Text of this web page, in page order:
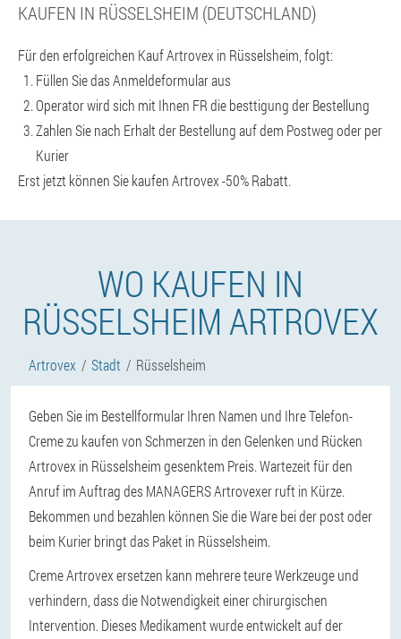
KAUFEN IN RÜSSELSHEIM (DEUTSCHLAND)
Für den erfolgreichen Kauf Artrovex in Rüsselsheim, folgt:
Füllen Sie das Anmeldeformular aus
Operator wird sich mit Ihnen FR die besttigung der Bestellung
Zahlen Sie nach Erhalt der Bestellung auf dem Postweg oder per
Kurier
Erst jetzt können Sie kaufen Artrovex -50% Rabatt.
WO KAUFEN IN
RÜSSELSHEIM ARTROVEX
Artrovex Stadt Rüsselsheim
Geben Sie im Bestellformular Ihren Namen und Ihre Telefon-
Creme zu kaufen von Schmerzen in den Gelenken und Rücken
Artrovex in Rüsselsheim gesenktem Preis. Wartezeit für den
Anruf im Auftrag des MANAGERS Artrovexer ruft in Kürze.
Bekommen und bezahlen können Sie die Ware bei der post oder
beim Kurier bringt das Paket in Rüsselsheim.
Creme Artrovex ersetzen kann mehrere teure Werkzeuge und
verhindern, dass die Notwendigkeit einer chirurgischen
Intervention. Dieses Medikament wurde entwickelt auf der